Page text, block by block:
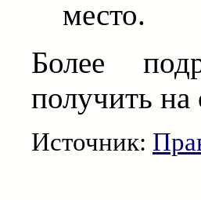
место.
Более
получить
Источник: